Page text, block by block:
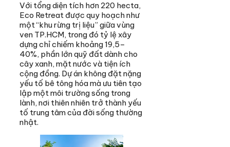
Với tổng diện tích hơn 220 hecta,
Eco Retreat được quy hoạch như
một “khu rừng trị liệu” giữa vùng
ven TP.HCM, trong đó tỷ lệ xây
dựng chỉ chiếm khoảng 19,5–
40%, phần lớn quỹ đất dành cho
cây xanh, mặt nước và tiện ích
cộng đồng. Dự án không đặt nặng
yếu tố bê tông hóa mà ưu tiên tạo
lập một môi trường sống trong
lành, nơi thiên nhiên trở thành yếu
tố trung tâm của đời sống thường
nhật.